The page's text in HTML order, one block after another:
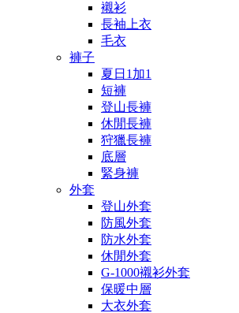
襯衫
長袖上衣
毛衣
褲子
夏日1加1
短褲
登山長褲
休閒長褲
狩獵長褲
底層
緊身褲
外套
登山外套
防風外套
防水外套
休閒外套
G-1000襯衫外套
保暖中層
大衣外套